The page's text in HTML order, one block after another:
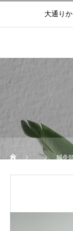
大通り
鍼灸